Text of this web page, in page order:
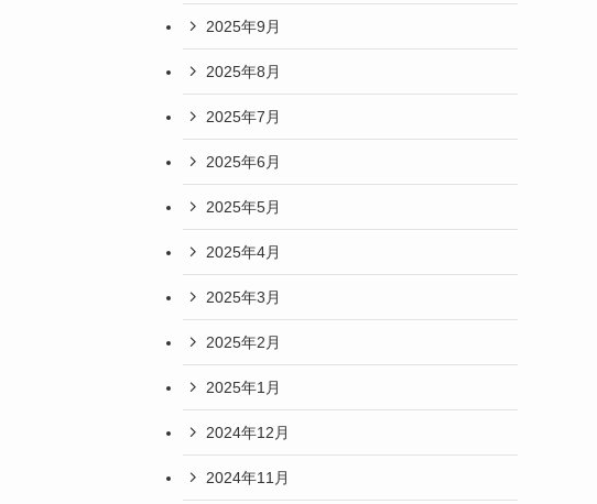
2025年9月
2025年8月
2025年7月
2025年6月
2025年5月
2025年4月
2025年3月
2025年2月
2025年1月
2024年12月
2024年11月